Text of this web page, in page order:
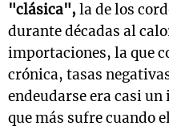
"clásica", la de los
durante décadas al
importaciones, la que
crónica, tasas
endeudarse era casi
que más sufre cuando